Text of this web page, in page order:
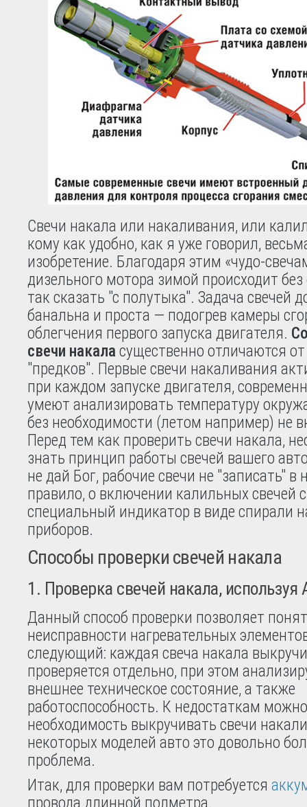
Свечи накала или накаливания, или
кому как удобно, как я уже говорил,
изобретение. Благодаря этим «чудо-
дизельного мотора зимой происходит без
так сказать "с полутыка". Задача свечей
банальна и проста — подогрев камеры
облегчения первого запуска двигателя.
свечи накала существенно отличаются
"предков". Первые свечи накаливания
при каждом запуске двигателя,
умеют анализировать температуру
без необходимости (летом например) не
Перед тем как проверить свечи накала,
знать принцип работы свечей вашего
не дай Бог, рабочие свечи не "записать" в
правило, о включении калильных свечей
специальный индикатор в виде спирали
приборов.
Способы проверки свечей накала
1. Проверка свечей накала, используя
Данный способ проверки позволяет
неисправности нагревательных
следующий: каждая свеча накала
проверяется отдельно, при этом
внешнее техническое состояние, а также
работоспособность. К недостаткам
необходимость выкручивать свечи
некоторых моделей авто это довольно
проблема.
Итак, для проверки вам потребуется
провода длинной полметра.